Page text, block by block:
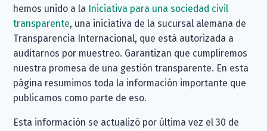
hemos unido a la Iniciativa para una sociedad civil
transparente, una iniciativa de la sucursal alemana de
Transparencia Internacional, que está autorizada a
auditarnos por muestreo. Garantizan que cumpliremos
nuestra promesa de una gestión transparente. En esta
página resumimos toda la información importante que
publicamos como parte de eso.
Esta información se actualizó por última vez el 30 de